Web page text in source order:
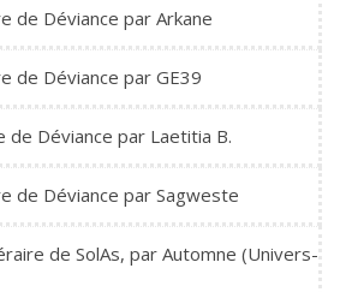
de Déviance par Arkane
de Déviance par GE39
de Déviance par Laetitia B.
de Déviance par Sagweste
de SolAs, par Automne (Univers-